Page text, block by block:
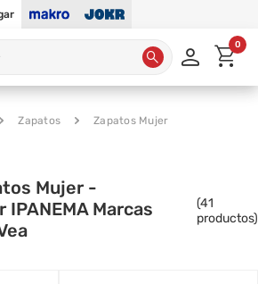
0
Zapatos Zapatos Mujer
Mujer -
IPANEMA Marcas
(41
productos)